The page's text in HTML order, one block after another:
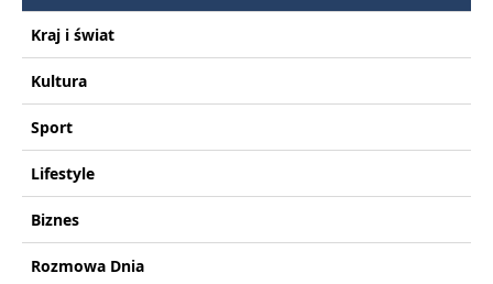
Kraj i świat
Kultura
Sport
Lifestyle
Biznes
Rozmowa Dnia